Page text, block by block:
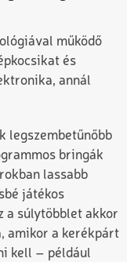
működő
és
annál
legszembetűnőbb
bringák
lassabb
játékos
a súlytöbblet akkor
amikor a kerékpárt
kell – például